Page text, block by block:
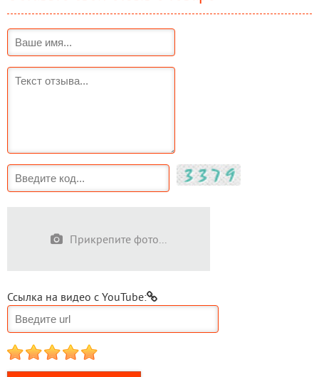
Прикрепите фото...
Ссылка на видео с YouTube:
1 2 3 4 5